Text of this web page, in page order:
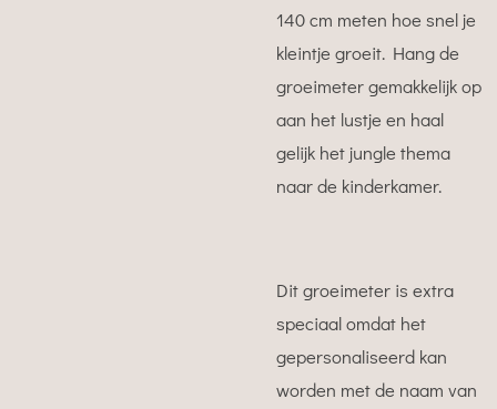
140 cm meten hoe snel je
kleintje groeit. Hang de
groeimeter gemakkelijk op
aan het lustje en haal
gelijk het jungle thema
naar de kinderkamer.
Dit groeimeter is extra
speciaal omdat het
gepersonaliseerd kan
worden met de naam van